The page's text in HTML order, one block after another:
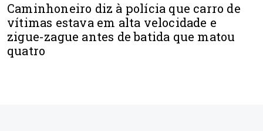
Caminhoneiro diz à polícia que carro de
vítimas estava em alta velocidade e
zigue-zague antes de batida que matou
quatro